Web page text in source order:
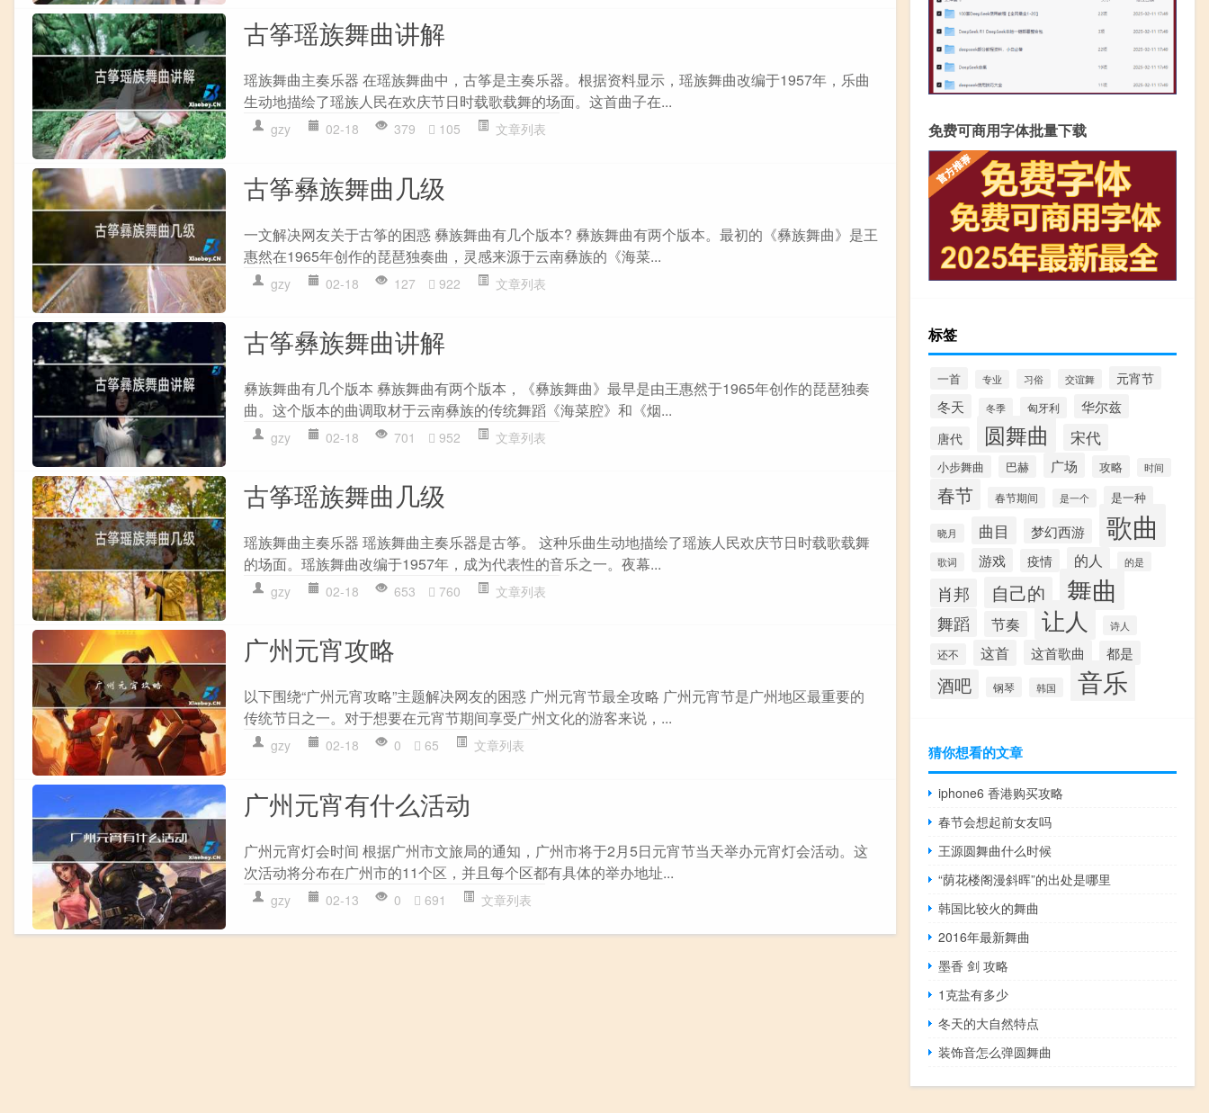
古筝瑶族舞曲讲解
瑶族舞曲主奏乐器 在瑶族舞曲中，古筝是主奏乐器。根据资料显示，瑶族舞曲改编于1957年，乐曲
生动地描绘了瑶族人民在欢庆节日时载歌载舞的场面。这首曲子在...
gzy 02-18 379 105 文章列表
古筝彝族舞曲几级
一文解决网友关于古筝的困惑 彝族舞曲有几个版本? 彝族舞曲有两个版本。最初的《彝族舞曲》是王
惠然在1965年创作的琵琶独奏曲，灵感来源于云南彝族的《海菜...
gzy 02-18 127 922 文章列表
古筝彝族舞曲讲解
彝族舞曲有几个版本 彝族舞曲有两个版本，《彝族舞曲》最早是由王惠然于1965年创作的琵琶独奏
曲。这个版本的曲调取材于云南彝族的传统舞蹈《海菜腔》和《烟...
gzy 02-18 701 952 文章列表
古筝瑶族舞曲几级
瑶族舞曲主奏乐器 瑶族舞曲主奏乐器是古筝。 这种乐曲生动地描绘了瑶族人民欢庆节日时载歌载舞
的场面。瑶族舞曲改编于1957年，成为代表性的音乐之一。夜幕...
gzy 02-18 653 760 文章列表
广州元宵攻略
以下围绕“广州元宵攻略”主题解决网友的困惑 广州元宵节最全攻略 广州元宵节是广州地区最重要的
传统节日之一。对于想要在元宵节期间享受广州文化的游客来说，...
gzy 02-18 0 65 文章列表
广州元宵有什么活动
广州元宵灯会时间 根据广州市文旅局的通知，广州市将于2月5日元宵节当天举办元宵灯会活动。这
次活动将分布在广州市的11个区，并且每个区都有具体的举办地址...
gzy 02-13 0 691 文章列表
免费可商用字体批量下载
标签
一首 专业 习俗 交谊舞 元宵节
冬天 冬季 匈牙利 华尔兹
唐代 圆舞曲 宋代
小步舞曲 巴赫 广场 攻略 时间
春节 春节期间 是一个 是一种
晓月 曲目 梦幻西游 歌曲
歌词 游戏 疫情 的人 的是
肖邦 自己的 舞曲
舞蹈 节奏 让人 诗人
还不 这首 这首歌曲 都是
酒吧 钢琴 韩国 音乐
猜你想看的文章
iphone6 香港购买攻略
春节会想起前女友吗
王源圆舞曲什么时候
“荫花楼阁漫斜晖”的出处是哪里
韩国比较火的舞曲
2016年最新舞曲
墨香 剑 攻略
1克盐有多少
冬天的大自然特点
装饰音怎么弹圆舞曲